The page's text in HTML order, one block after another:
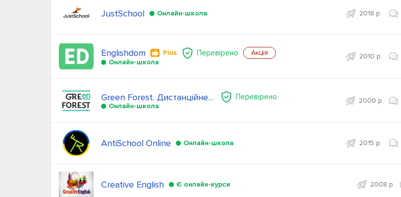
JustSchool Онлайн-школа 2018 р.
Englishdom Plus Перевірено
Акція
Онлайн-школа
2010 р.
Green Forest. Дистанційне навчання Перевірено
Онлайн-школа
2000 р.
AntiSchool Online Онлайн-школа 2015 р.
Creative English Є онлайн-курси 2008 р.